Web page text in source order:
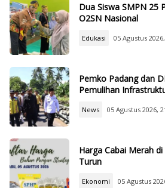
Dua Siswa SMPN 25
O2SN Nasional
Edukasi 05 Agustus
Pemko Padang dan
Pemulihan
News 05 Agustus 2026,
Harga Cabai Merah
Turun
Ekonomi 05 Agustus